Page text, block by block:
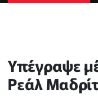
Υπέγραψε
Ρεάλ